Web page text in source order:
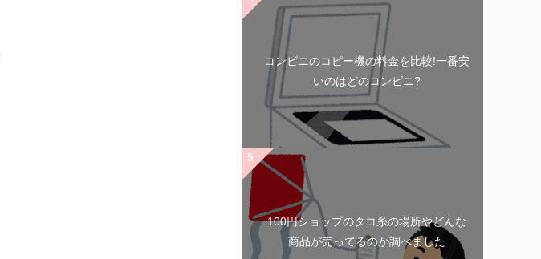
コンビニのコピー機の料金を比較!一番安
いのはどのコンビニ?
100円ショップのタコ糸の場所やどんな
商品が売ってるのか調べました